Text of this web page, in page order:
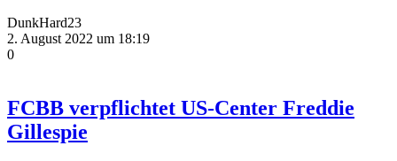
DunkHard23
2. August 2022 um 18:19
0
FCBB verpflichtet US-Center Freddie
Gillespie